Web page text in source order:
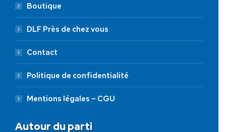
Boutique
DLF Près de chez vous
Contact
Politique de confidentialité
Mentions légales – CGU
Autour du parti